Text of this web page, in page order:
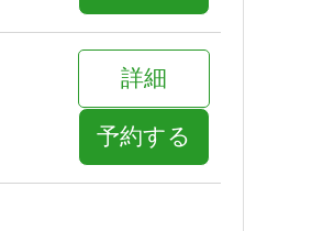
詳細
予約する